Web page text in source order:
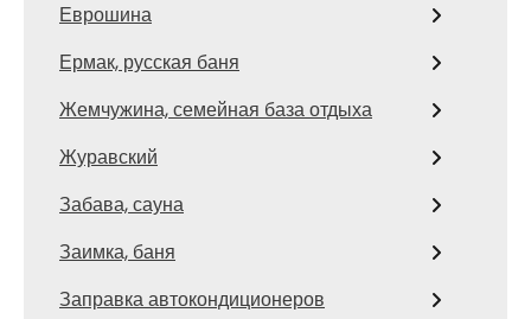
Еврошина
Ермак, русская баня
Жемчужина, семейная база отдыха
Журавский
Забава, сауна
Заимка, баня
Заправка автокондиционеров